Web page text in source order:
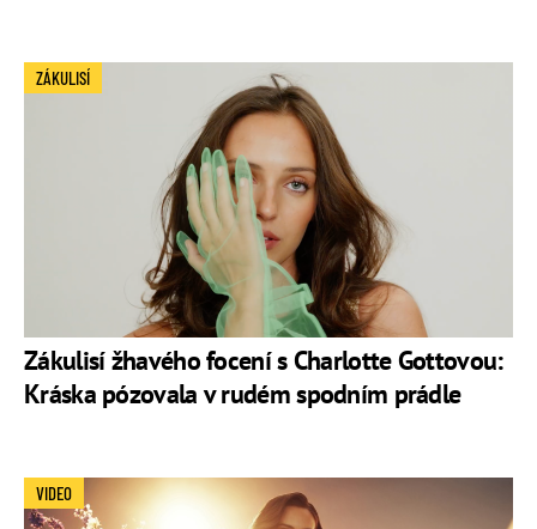
Zákulisí žhavého focení s Charlotte Gottovou:
Kráska pózovala v rudém spodním prádle
ZÁKULISÍ
VIDEO